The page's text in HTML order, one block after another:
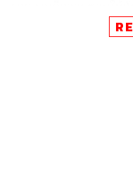
กำกับ และฝีมือของนักแ